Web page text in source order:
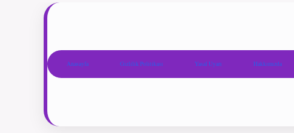
Anasayfa Gizlilik Politikası Yasal Uyarı Hakkımızda